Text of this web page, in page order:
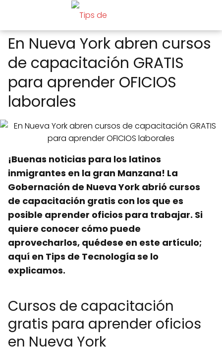
En Nueva York abren cursos
de capacitación GRATIS
para aprender OFICIOS
laborales
¡Buenas noticias para los latinos
inmigrantes en la gran Manzana! La
Gobernación de Nueva York abrió cursos
de capacitación gratis con los que es
posible aprender oficios para trabajar. Si
quiere conocer cómo puede
aprovecharlos, quédese en este artículo;
aquí en Tips de Tecnología se lo
explicamos.
Cursos de capacitación
gratis para aprender oficios
en Nueva York